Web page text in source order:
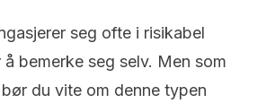
seg ofte i risikabel
bemerke seg selv. Men som
du vite om denne typen